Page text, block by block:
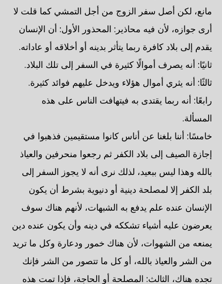
مانع، لكن أصل سفر الزوج من أجل التمشي كما قلت لا
أرى جوازه، لأن فيه محاذير: المحذور الأول: أن الإنسان
يقدم إلى بلاد كافرة ربما يتأثر بدينه أو أخلاقه أو عاداته.
ثانيًا: أنه يصرف أموالًا كثيرة في السفر إلى تلك البلاد.
ثالثًا: أنه يثري أموال هؤلاء ويدخل عليهم فوائد كثيرة.
رابعًا: أنه ربما يقتدى به فيتهافت الناس على هذه
المسألة.
خامسًا: أننا بلغنا عن أناس كانوا مستقيمين فذهبوا في
إجازة الصيف إلى بلاد الكفر ثم رجعوا منحرفين والعياذ
بالله وهذا ليس ببعيد، لذلك نرى أنه لا يجوز السفر إلى
بلد الكفر إلا لمصلحة دينية أو دنيوية بشرط أن يكون
الإنسان عنده علم يدفع به الشبهات، لأنهم هناك سوف
يعرضون عليه أشياء تشككه في دينه وأن يكون عنده دين
يمنعه من الشهوات، لأن هناك خمور ودعارة وكل ما تريد
من الشر والعياذ بالله، أو كل ما تتصور من الشر فإنك
تجده هناك، الثالث: المصلحة أو الحاجة، فإذا تمت هذه